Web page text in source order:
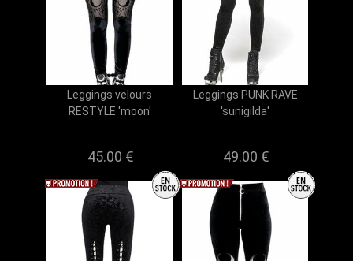
Leggings velours
RESTYLE 'moon'
45.00 €
Leggings PUNK RAVE
'sunigilda'
49.00 €